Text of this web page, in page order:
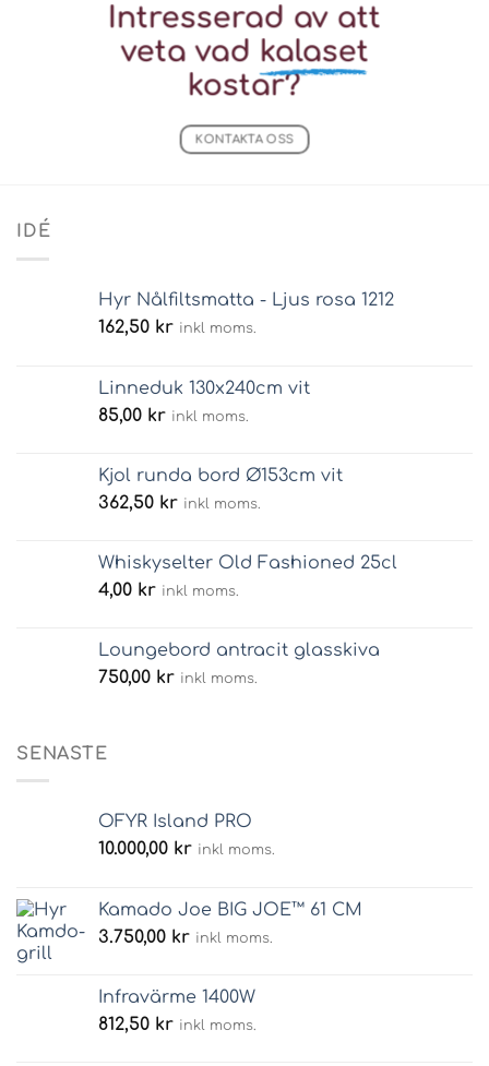
Intresserad av att
veta vad kalaset
kostar?
KONTAKTA OSS
IDÉ
Hyr Nålfiltsmatta - Ljus rosa 1212
162,50 kr inkl moms.
Linneduk 130x240cm vit
85,00 kr inkl moms.
Kjol runda bord Ø153cm vit
362,50 kr inkl moms.
Whiskyselter Old Fashioned 25cl
4,00 kr inkl moms.
Loungebord antracit glasskiva
750,00 kr inkl moms.
SENASTE
OFYR Island PRO
10.000,00 kr inkl moms.
Kamado Joe BIG JOE™ 61 CM
3.750,00 kr inkl moms.
Infravärme 1400W
812,50 kr inkl moms.